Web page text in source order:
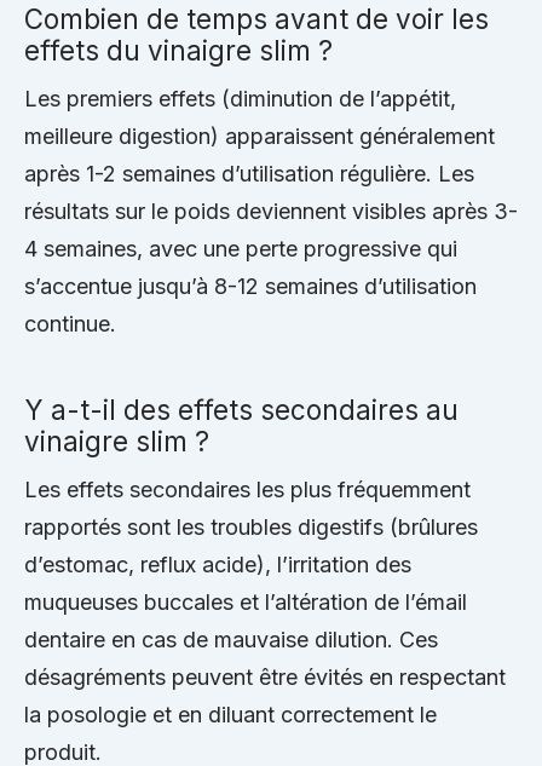
Combien de temps avant de voir les
effets du vinaigre slim ?
Les premiers effets (diminution de l’appétit,
meilleure digestion) apparaissent généralement
après 1-2 semaines d’utilisation régulière. Les
résultats sur le poids deviennent visibles après 3-
4 semaines, avec une perte progressive qui
s’accentue jusqu’à 8-12 semaines d’utilisation
continue.
Y a-t-il des effets secondaires au
vinaigre slim ?
Les effets secondaires les plus fréquemment
rapportés sont les troubles digestifs (brûlures
d’estomac, reflux acide), l’irritation des
muqueuses buccales et l’altération de l’émail
dentaire en cas de mauvaise dilution. Ces
désagréments peuvent être évités en respectant
la posologie et en diluant correctement le
produit.